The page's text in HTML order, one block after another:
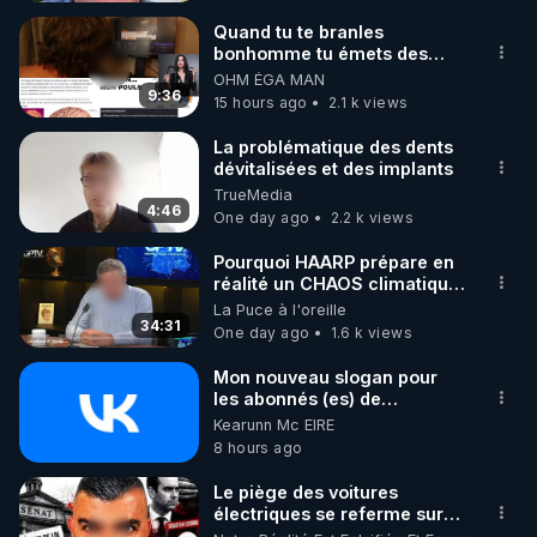
dans les vaccins pour les masses maintenant.
2) Les outils électromagnétiques dans nos
infrastructures les faisant fonctionner en nous.
3) L’histoire des témoins et des victimes de tout cela
depuis déjà 30 ans et bien avant nous tous.
Pour en savoir plus : PDF qui sert de Thèse à cette
https://tinyurl.com/2u5h6a9r
Vidéos des précédents et des prochains épisodes
https://tinyurl.com/2sfuazce
Article du N° 120 de Top Secret d'Août 2023
prolongeant cette Mini Série : « Révélations 2023 :
9:36
Quand tu te branles
bonhomme tu émets des
ondes ils ont juste omis de
t'expliquer
OHM ÉGA MAN
15 hours ago
2.1 k views
4:46
La problématique des dents
dévitalisées et des implants
TrueMedia
One day ago
2.2 k views
34:31
Pourquoi HAARP prépare en
réalité un CHAOS climatique,
on répond
La Puce à l'oreille
One day ago
1.6 k views
Mon nouveau slogan pour
les abonnés (es) de
CrowdBunker : "La gratuité,
c'est pour vous. Le travail,
c'est pour nous (pour moi,
c'est un hobby). "Bienve-nue
à toutes les madames… et
bienvenue aux messieurs qui
Kearunn Mc EIRE
8 hours ago
Le piège des voitures
électriques se referme sur